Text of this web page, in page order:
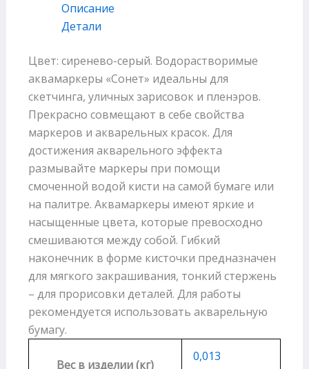
Описание
Детали
Цвет: сиренево-серый. Водорастворимые
аквамаркеры «Сонет» идеальны для
скетчинга, уличных зарисовок и пленэров.
Прекрасно совмещают в себе свойства
маркеров и акварельных красок. Для
достижения акварельного эффекта
размывайте маркеры при помощи
смоченной водой кисти на самой бумаге или
на палитре. Аквамаркеры имеют яркие и
насыщенные цвета, которые превосходно
смешиваются между собой. Гибкий
наконечник в форме кисточки предназначен
для мягкого закрашивания, тонкий стержень
– для прорисовки деталей. Для работы
рекомендуется использовать акварельную
бумагу.
Вес в изделии (кг)
0,013